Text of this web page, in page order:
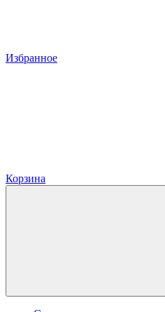
Избранное
Корзина